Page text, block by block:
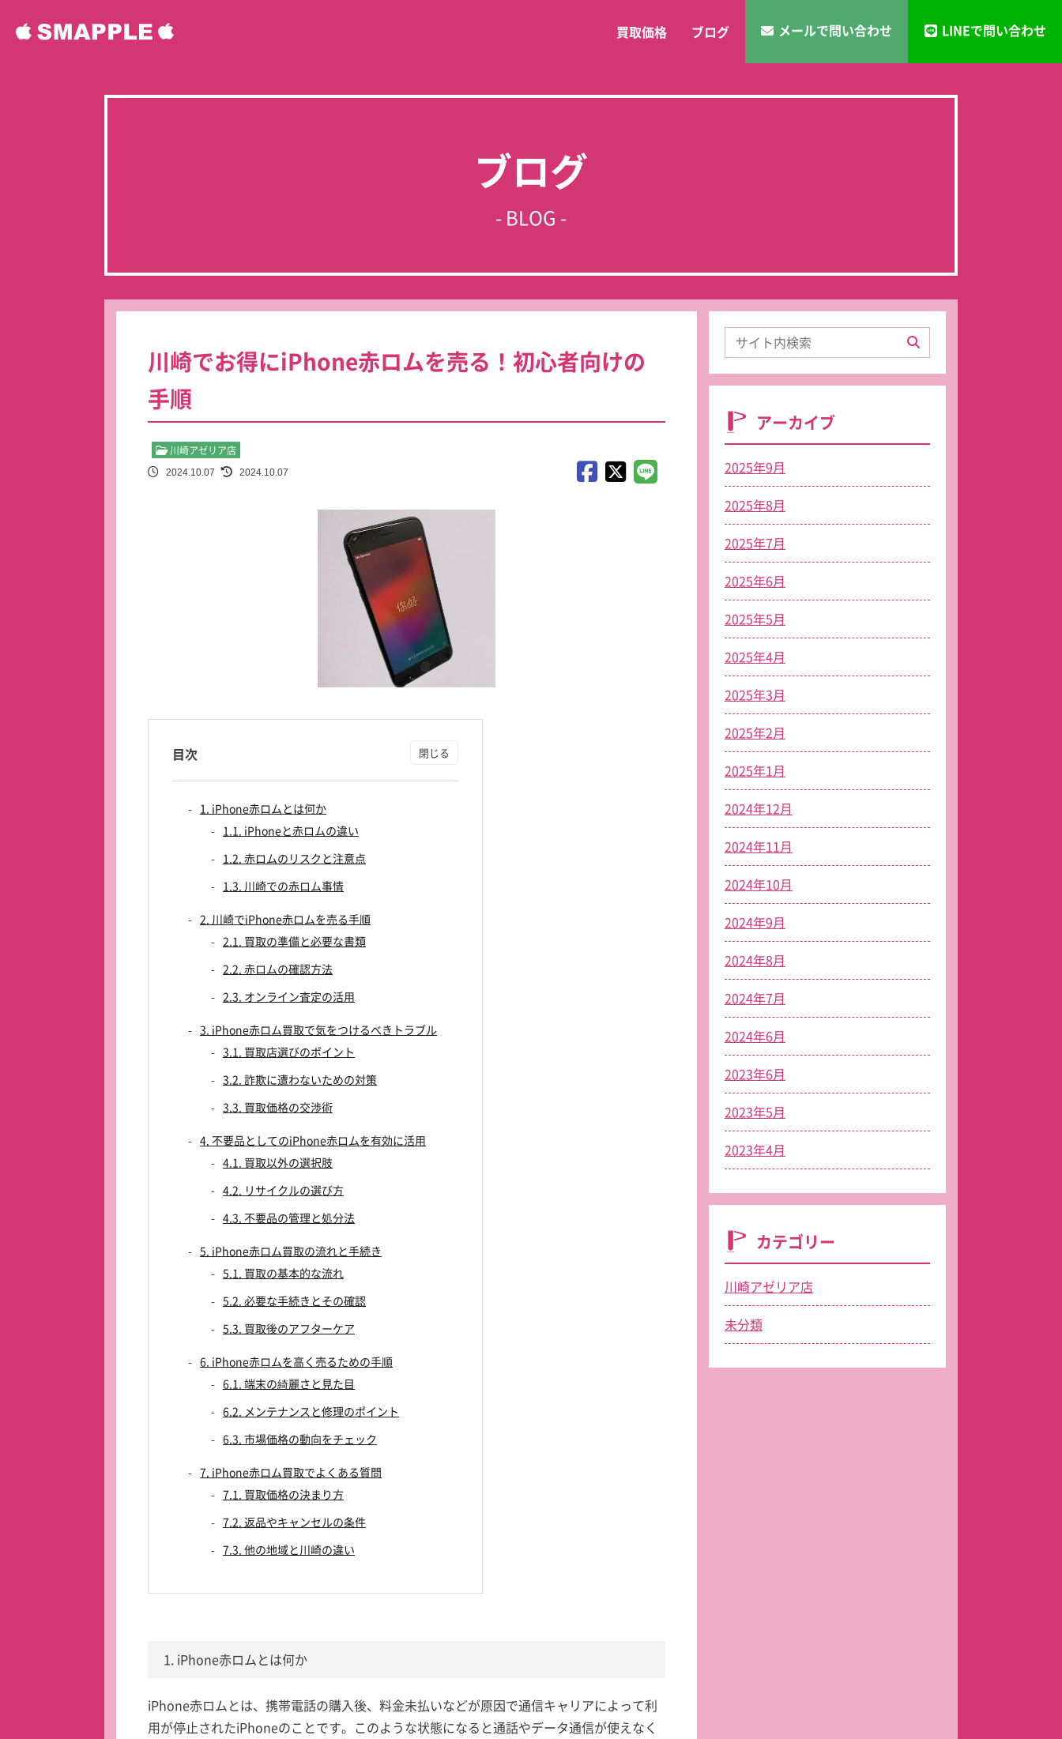
買取価格 ブログ メールで問い合わせ LINEで問い合わせ
ブログ
- BLOG -
川崎でお得にiPhone赤ロムを売る！初心者向けの
手順
川崎アゼリア店
2024.10.07 2024.10.07
目次
1. iPhone赤ロムとは何か
1.1. iPhoneと赤ロムの違い
1.2. 赤ロムのリスクと注意点
1.3. 川崎での赤ロム事情
2. 川崎でiPhone赤ロムを売る手順
2.1. 買取の準備と必要な書類
2.2. 赤ロムの確認方法
2.3. オンライン査定の活用
3. iPhone赤ロム買取で気をつけるべきトラブル
3.1. 買取店選びのポイント
3.2. 詐欺に遭わないための対策
3.3. 買取価格の交渉術
4. 不要品としてのiPhone赤ロムを有効に活用
4.1. 買取以外の選択肢
4.2. リサイクルの選び方
4.3. 不要品の管理と処分法
5. iPhone赤ロム買取の流れと手続き
5.1. 買取の基本的な流れ
5.2. 必要な手続きとその確認
5.3. 買取後のアフターケア
6. iPhone赤ロムを高く売るための手順
6.1. 端末の綺麗さと見た目
6.2. メンテナンスと修理のポイント
6.3. 市場価格の動向をチェック
7. iPhone赤ロム買取でよくある質問
7.1. 買取価格の決まり方
7.2. 返品やキャンセルの条件
7.3. 他の地域と川崎の違い
1. iPhone赤ロムとは何か
iPhone赤ロムとは、携帯電話の購入後、料金未払いなどが原因で通信キャリアによって利
用が停止されたiPhoneのことです。このような状態になると通話やデータ通信が使えなく
アーカイブ
2025年9月
2025年8月
2025年7月
2025年6月
2025年5月
2025年4月
2025年3月
2025年2月
2025年1月
2024年12月
2024年11月
2024年10月
2024年9月
2024年8月
2024年7月
2024年6月
2023年6月
2023年5月
2023年4月
カテゴリー
川崎アゼリア店
未分類